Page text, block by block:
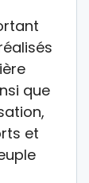
que
et